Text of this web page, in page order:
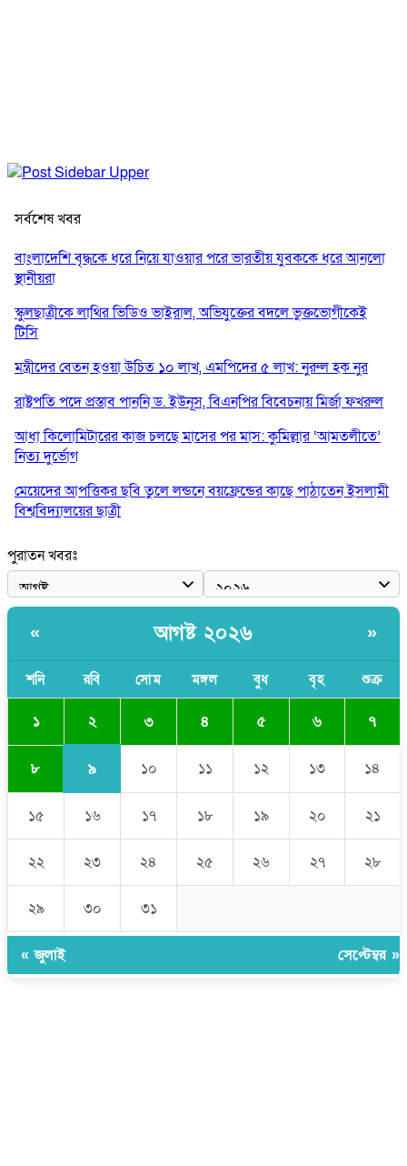
সর্বশেষ খবর
বাংলাদেশি বৃদ্ধকে ধরে নিয়ে যাওয়ার পরে ভারতীয় যুবককে ধরে আনলো
স্থানীয়রা
স্কুলছাত্রীকে লাথির ভিডিও ভাইরাল, অভিযুক্তের বদলে ভুক্তভোগীকেই
টিসি
মন্ত্রীদের বেতন হওয়া উচিত ১০ লাখ, এমপিদের ৫ লাখ: নুরুল হক নুর
রাষ্ট্রপতি পদে প্রস্তাব পাননি ড. ইউনূস, বিএনপির বিবেচনায় মির্জা ফখরুল
আধা কিলোমিটারের কাজ চলছে মাসের পর মাস: কুমিল্লার ‘আমতলীতে’
নিত্য দুর্ভোগ
মেয়েদের আপত্তিকর ছবি তুলে লন্ডনে বয়ফ্রেন্ডের কাছে পাঠাতেন ইসলামী
বিশ্ববিদ্যালয়ের ছাত্রী
পুলিশকে পিটিয়ে রক্তাক্ত করেছি এ দৃশ্য কি আপনারা দেখেননি: এনসিপি
নেতা
পাঁচ দেশি মাছে মিলল মাইক্রোপ্লাস্টিক, সবচেয়ে বেশি কই মাছে
বাংলাদেশী কর্মীদের আকামা নিয়ে বড় সুখবর দিলো সৌদি সরকার
ভারতের পূর্ব সীমান্তে এখন ‘আরেকটি পাকিস্তান’ গড়ে উঠেছে: সজীব
ওয়াজেদ জয়
পুরাতন খবরঃ
« আগষ্ট ২০২৬ »
শনি রবি সোম মঙ্গল বুধ বৃহ শুক্র
১ ২ ৩ ৪ ৫ ৬ ৭
৮ ৯ ১০ ১১ ১২ ১৩ ১৪
১৫ ১৬ ১৭ ১৮ ১৯ ২০ ২১
২২ ২৩ ২৪ ২৫ ২৬ ২৭ ২৮
২৯ ৩০ ৩১
« জুলাই সেপ্টেম্বর »